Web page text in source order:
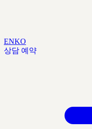
ENKO
상담 예약